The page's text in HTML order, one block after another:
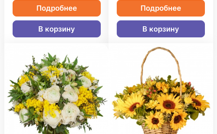
Подробнее
В корзину
Подробнее
В корзину